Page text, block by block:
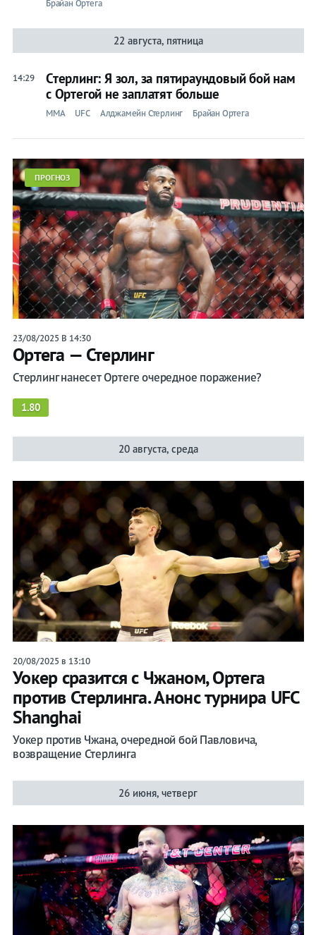
Брайан Ортега
22 августа, пятница
14:29
Стерлинг: Я зол, за пятираундовый бой нам
с Ортегой не заплатят больше
ММА UFC Алджамейн Стерлинг Брайан Ортега
ПРОГНОЗ
23/08/2025 В 14:30
Ортега — Стерлинг
Стерлинг нанесет Ортеге очередное поражение?
1.80
20 августа, среда
20/08/2025 в 13:10
Уокер сразится с Чжаном, Ортега
против Стерлинга. Анонс турнира UFC
Shanghai
Уокер против Чжана, очередной бой Павловича,
возвращение Стерлинга
26 июня, четверг